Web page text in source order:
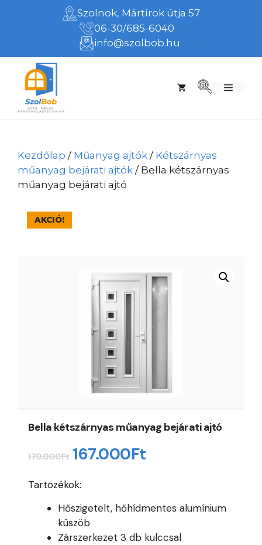
Szolnok, Mártírok útja 57
06-30/685-6040
info@szolbob.hu
Menü
Kezdőlap / Műanyag ajtók / Kétszárnyas
műanyag bejárati ajtók / Bella kétszárnyas
műanyag bejárati ajtó
AKCIÓ!
Bella kétszárnyas műanyag bejárati ajtó
170.000Ft Original
price
was:
170.000Ft.
167.000FtCurrent
Tartozékok:
Hőszigetelt, hőhídmentes alumínium
küszöb
Zárszerkezet 3 db kulccsal